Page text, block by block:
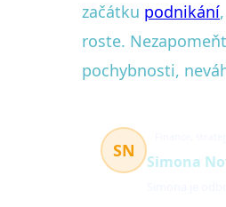
začátku podnikání
roste.
pochybnosti,
SN
Simona